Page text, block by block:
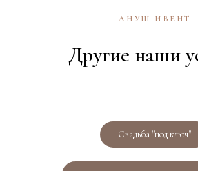
АНУШ ИВЕНТ
Другие наши
Свадьба "под ключ"